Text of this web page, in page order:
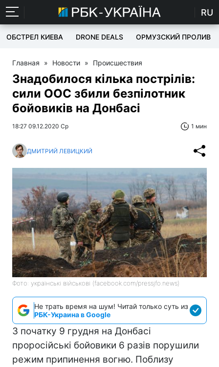
RU
ОБСТРЕЛ КИЕВА DRONE DEALS ОРМУЗСКИЙ ПРОЛИВ
Главная » Новости » Происшествия
Знадобилося кілька пострілів:
сили ООС збили безпілотник
бойовиків на Донбасі
18:27 09.12.2020 Ср 1 мин
ДМИТРИЙ ЛЕВИЦКИЙ
Фото: українські військові (facebook.com/pressjfo.news)
Не трать время на шум! Читай только суть из
РБК-Украина в Google
З початку 9 грудня на Донбасі
проросійські бойовики 6 разів порушили
режим припинення вогню. Поблизу